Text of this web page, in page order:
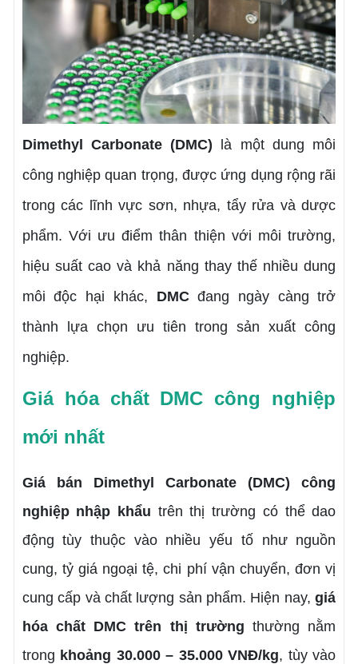
Dimethyl Carbonate (DMC) là một dung môi
công nghiệp quan trọng, được ứng dụng rộng rãi
trong các lĩnh vực sơn, nhựa, tẩy rửa và dược
phẩm. Với ưu điểm thân thiện với môi trường,
hiệu suất cao và khả năng thay thế nhiều dung
môi độc hại khác, DMCđang ngày càng trở
thành lựa chọn ưu tiên trong sản xuất công
nghiệp.
Giá hóa chất DMC công nghiệp
mới nhất
Giá bán Dimethyl Carbonate (DMC) công
nghiệp nhập khẩu trên thị trường có thể dao
động tùy thuộc vào nhiều yếu tố như nguồn
cung, tỷ giá ngoại tệ, chi phí vận chuyển, đơn vị
cung cấp và chất lượng sản phẩm. Hiện nay,giá
hóa chất DMC trên thị trường thường nằm
trong khoảng 30.000 – 35.000 VNĐ/kg, tùy vào